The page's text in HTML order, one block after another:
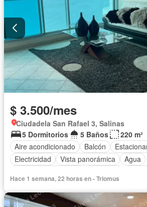
$ 3.500/mes
Ciudadela San Rafael 3, Salinas
5 Dormitorios
5 Baños
220 m²
Aire acondicionado
Balcón
Electricidad
Vista panorámica
Agua
Completamente amoblado
Hace 1 semana, 22 horas en - Triomus